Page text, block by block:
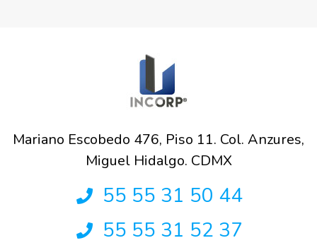
Mariano Escobedo 476, Piso 11. Col. Anzures,
Miguel Hidalgo. CDMX
55 55 31 50 44
55 55 31 52 37